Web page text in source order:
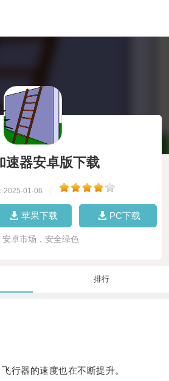
速器安卓版下载
2025-01-06
苹果下载 PC下载
安卓市场，安全绿色
排行
器的速度也在不断提升。